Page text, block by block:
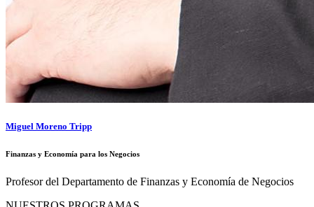
Miguel Moreno Tripp
Finanzas y Economía para los Negocios
Profesor del Departamento de Finanzas y Economía de Negocios